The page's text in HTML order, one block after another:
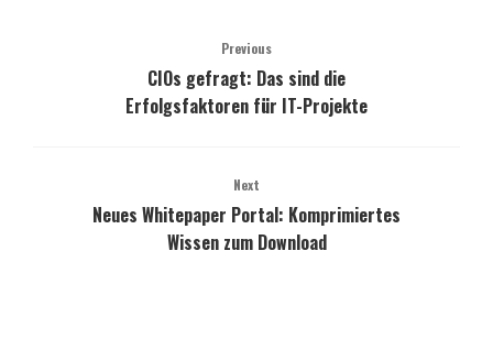
Previous
CIOs gefragt: Das sind die
Erfolgsfaktoren für IT-Projekte
Next
Neues Whitepaper Portal: Komprimiertes
Wissen zum Download